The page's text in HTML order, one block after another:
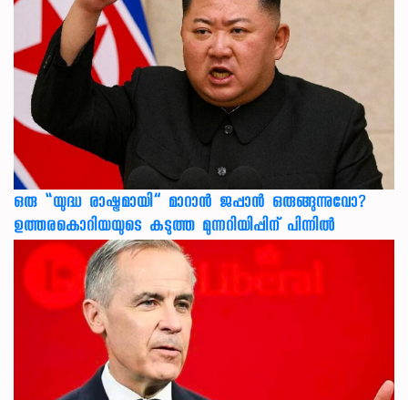
ഒരു “യുദ്ധ രാഷ്ട്രമായി” മാറാൻ ജപ്പാൻ ഒരുങ്ങുന്നുവോ?
ഉത്തരകൊറിയയുടെ കടുത്ത മുന്നറിയിപ്പിന് പിന്നിൽ